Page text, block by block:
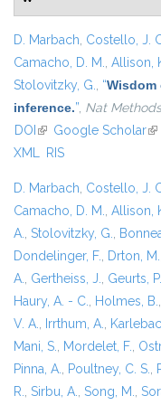
D. Marbach, Costello, J.
Camacho, D. M., Allison,
Stolovitzky, G., “
inference.”, Nat Methods
DOI (link is external)
Google Scholar
XML RIS
D. Marbach, Costello, J.
Camacho, D. M., Allison,
A., Stolovitzky, G.,
Dondelinger, F., Drton, M.
A., Gertheiss, J., Geurts, P.
Haury, A. - C., Holmes, B.,
V. A., Irrthum, A.,
Mani, S., Mordelet, F.,
Pinna, A., Poultney, C. S.,
R., Sirbu, A., Song, M.,